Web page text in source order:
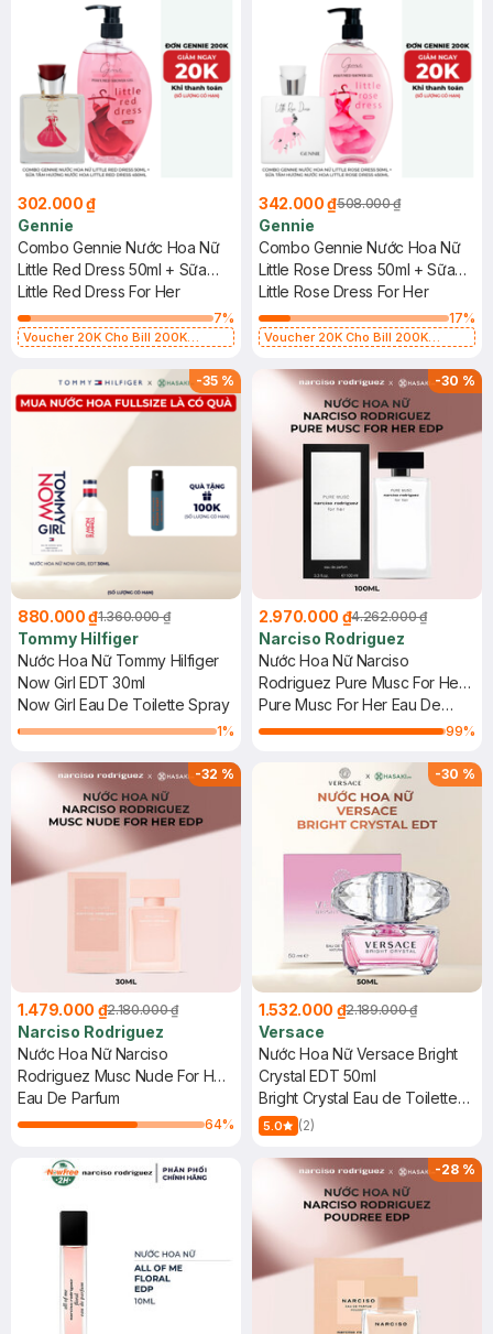
302.000 ₫
Gennie
Combo Gennie Nước Hoa Nữ
Little Red Dress 50ml + Sữa
Tắm Hương Nước Hoa Little
Red Dress 450ml
Little Red Dress For Her
7%
Voucher 20K Cho Bill 200K
Gennie, Parision (SL có hạn)
342.000 ₫508.000 ₫
Gennie
Combo Gennie Nước Hoa Nữ
Little Rose Dress 50ml + Sữa
Tắm Hương Nước Hoa Little
Rose Dress 450ml
Little Rose Dress For Her
17%
Voucher 20K Cho Bill 200K
Gennie, Parision (SL có hạn)
-35 %
880.000 ₫1.360.000 ₫
Tommy Hilfiger
Nước Hoa Nữ Tommy Hilfiger
Now Girl EDT 30ml
Now Girl Eau De Toilette Spray
1%
-30 %
2.970.000 ₫4.262.000 ₫
Narciso Rodriguez
Nước Hoa Nữ Narciso
Rodriguez Pure Musc For Her
EDP 100ml
Pure Musc For Her Eau De
Parfum
99%
-32 %
1.479.000 ₫2.180.000 ₫
Narciso Rodriguez
Nước Hoa Nữ Narciso
Rodriguez Musc Nude For Her
EDP 30ml
Eau De Parfum
64%
-30 %
1.532.000 ₫2.189.000 ₫
Versace
Nước Hoa Nữ Versace Bright
Crystal EDT 50ml
Bright Crystal Eau de Toilette
Spray
5.0 (2)
-28 %